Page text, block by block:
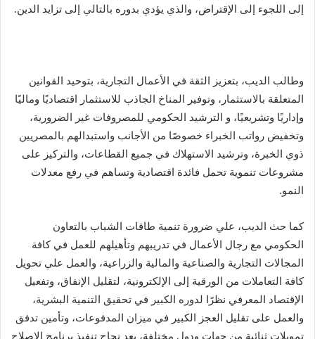
إلى اللجوء إلى الإقتراض، والذي يؤدي بدوره بالتالي إلى تزايد الدين.
وطالب الديب، بتعزيز الثقة في الأعمال التجارية، بتوحيد القوانين
المتعلقة بالاستثمار، وتوفير المناخ الجاذب للاستثمار اقتصاديًا وماليًا
وإداريًا وتشريعيًا، و الترشيد الحكومي للمصروفات غير الضرورية،
وتخفيض رواتب الخبراء خصوصًا من الأجانب واستبدالهم بالمصريين
ذوي الخبرة، وترشيد الاستهلاك في جميع القطاعات، والتركيز على
مشروعات تنموية تحمل فائدة اقتصادية وتساهم في رفع معدلات
النمو.
كما حث الديب، علي ضرورة تنمية طاقات الشباب بالتعاون
الحكومي مع رجال الأعمال في تدريبهم وتأهيلهم للعمل في كافة
المجالات التجارية والصناعية والمالية والزراعية، والعمل علي تحويل
كافة التعاملات من الورقية إلى الإلكترونية، لتقليل الإنفاق، وتفعيل
الإقتصاد المعرفي نظرًا لدوره الكبير في تحقيق التنمية البشرية،
والعمل على تقليل العجز الكبير في ميزان المدفوعات، وتأمين تدفق
تمويلات ثنائية من جهات ودول مختلفة، بعد نجاح تنفيذ برنامج الإصلاح